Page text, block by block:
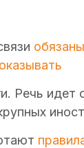
обязаны
Речь